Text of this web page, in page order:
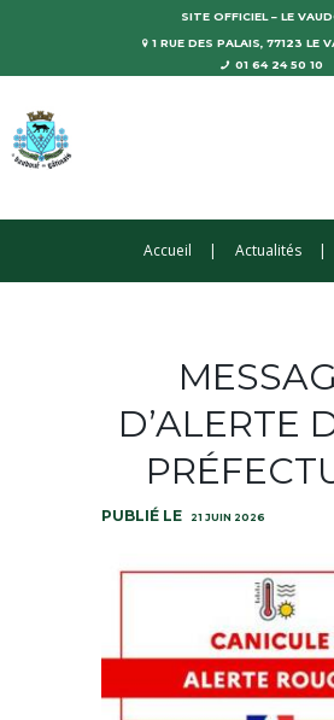
SITE OFFICIEL – LE
1 RUE DES PALAIS, 77123 LE
01 64 24 50 10
Accueil Actualités
D’ALERTE
21 JUIN 2026